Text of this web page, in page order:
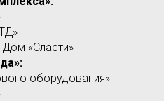
«Сласти»
оборудования»